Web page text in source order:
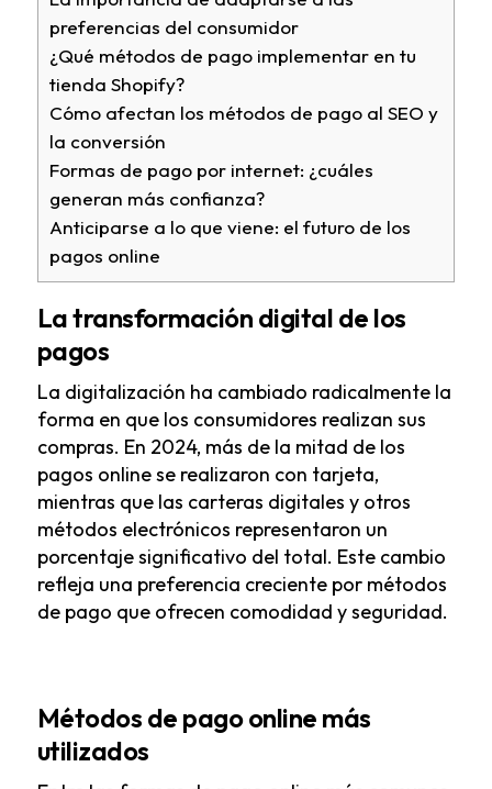
preferencias del consumidor
¿Qué métodos de pago implementar en tu
tienda Shopify?
Cómo afectan los métodos de pago al SEO y
la conversión
Formas de pago por internet: ¿cuáles
generan más confianza?
Anticiparse a lo que viene: el futuro de los
pagos online
La transformación digital de los
pagos
La digitalización ha cambiado radicalmente la
forma en que los consumidores realizan sus
compras. En 2024, más de la mitad de los
pagos online se realizaron con tarjeta,
mientras que las carteras digitales y otros
métodos electrónicos representaron un
porcentaje significativo del total. Este cambio
refleja una preferencia creciente por métodos
de pago que ofrecen comodidad y seguridad.
Métodos de pago online más
utilizados